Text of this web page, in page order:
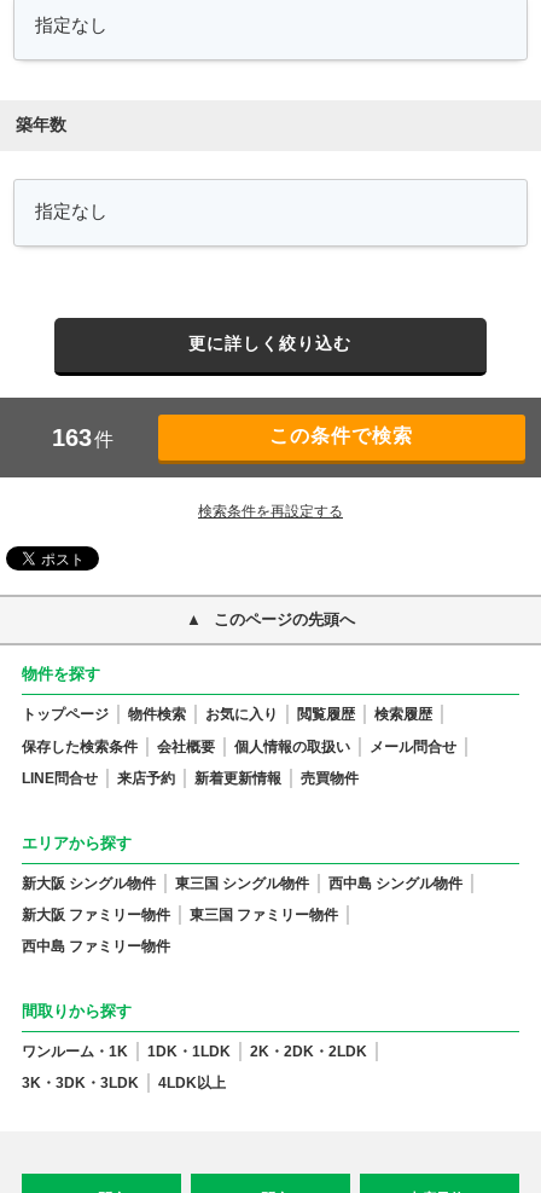
築年数
更に詳しく絞り込む
163件
検索条件を再設定する
このページの先頭へ
物件を探す
トップページ 物件検索 お気に入り 閲覧履歴
検索履歴
保存した検索条件
会社概要 個人情報の取扱い
メール問合せ
LINE問合せ
来店予約 新着更新情報 売買物件
エリアから探す
新大阪 シングル物件 東三国 シングル物件
西中島 シングル物件
新大阪 ファミリー物件
東三国 ファミリー物件
西中島 ファミリー物件
間取りから探す
ワンルーム・1K 1DK・1LDK
2K・2DK・2LDK
3K・3DK・3LDK
4LDK以上